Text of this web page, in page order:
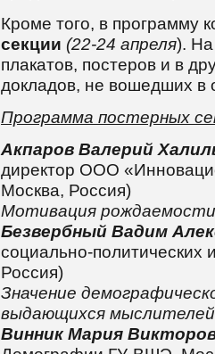
Кроме того, в программу
секции (22-24 апреля).
плакатов, постеров и в
докладов, не вошедших в
Программа постерных
Акпаров Валерий
директор ООО
Москва, Россия)
Мотивация
Безвербный Вадим
социально-
Россия)
Значение
выдающихся
Винник Мария